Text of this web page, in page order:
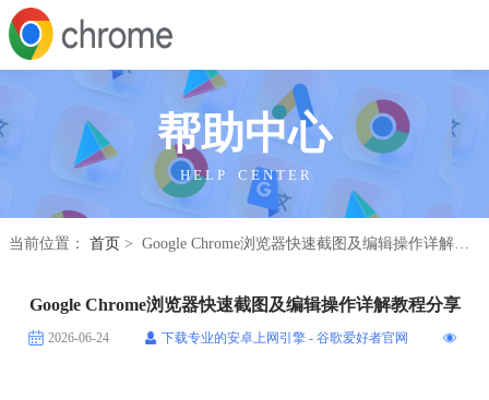
帮助中心
H E L P C E N T E R
当前位置： 首页 > Google Chrome浏览器快速截图及编辑操作详解教程分享
Google Chrome浏览器快速截图及编辑操作详解教程分享
2026-06-24 下载专业的安卓上网引擎 - 谷歌爱好者官网